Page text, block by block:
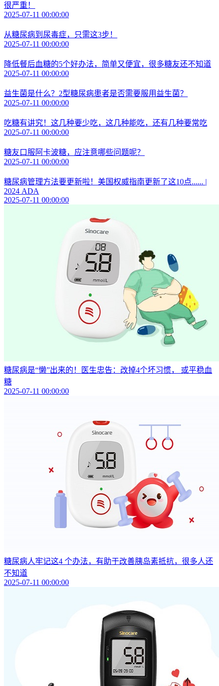
很严重！
2025-07-11 00:00:00
从糖尿病到尿毒症，只需这3步！
2025-07-11 00:00:00
降低餐后血糖的5个好办法，简单又便宜，很多糖友还不知道
2025-07-11 00:00:00
益生菌是什么？2型糖尿病患者是否需要服用益生菌？
2025-07-11 00:00:00
吃糖有讲究！这几种要少吃，这几种能吃，还有几种要常吃
2025-07-11 00:00:00
糖友口服阿卡波糖，应注意哪些问题呢？
2025-07-11 00:00:00
糖尿病管理方法要更新啦！美国权威指南更新了这10点...... |
2024 ADA
2025-07-11 00:00:00
糖尿病是“懒”出来的！医生忠告：改掉4个坏习惯， 或平稳血
糖
2025-07-11 00:00:00
糖尿病人牢记这4 个办法，有助于改善胰岛素抵抗，很多人还
不知道
2025-07-11 00:00:00